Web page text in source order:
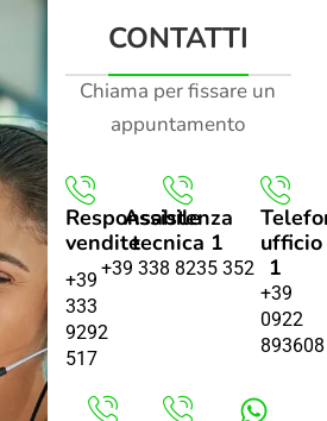
CONTATTI
Chiama per fissare un
appuntamento
Responsabile
vendite
+39
333
9292
517
Assistenza
tecnica 1
+39 338 8235 352
ufficio
1
+39
0922
893608